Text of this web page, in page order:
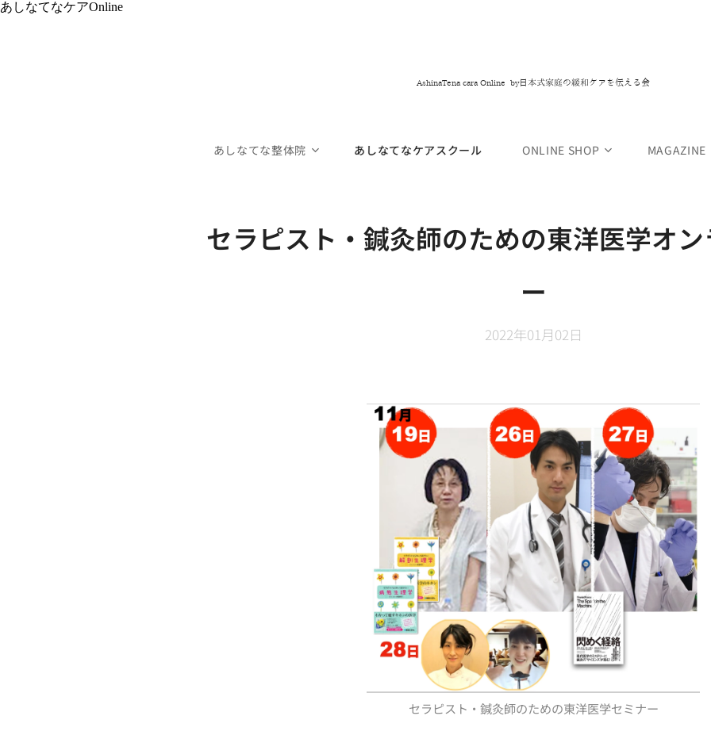
あしなてなケアOnline
AshinaTena cara Online by日本式家庭の緩和ケアを伝える会
あしなてな整体院 あしなてなケアスクール ONLINE SHOP MAGAZINE
セラピスト・鍼灸師のための東洋医学オ
ー
2022年01月02日
セラピスト・鍼灸師のための東洋医学セミナー